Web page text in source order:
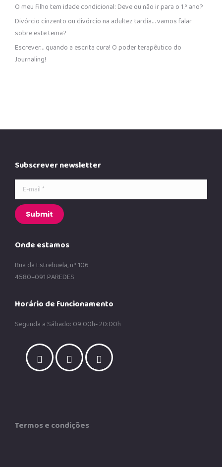
O meu filho tem idade condicional: Deve ou não ir para o 1.º ano?
Divórcio cinzento ou divórcio na adultez tardia… vamos falar
sobre este tema?
Escrever… quando a escrita cura! O poder terapêutico do
Journaling!
Subscrever newsletter
E-mail *
Submit
Onde estamos
Rua da Estrebuela, nº 106
4580–091 PAREDES
Horário de funcionamento
Segunda a Sábado: 09:00h- 20:00h
Termos e condições